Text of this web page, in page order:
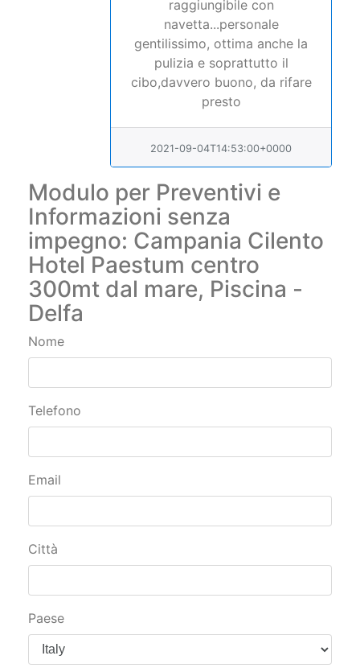
navetta...personale
gentilissimo, ottima anche la
pulizia e soprattutto il
cibo,davvero buono, da rifare
presto
Modulo per Preventivi e
Informazioni senza
impegno: Campania Cilento
Hotel Paestum centro
300mt dal mare, Piscina -
Delfa
Nome